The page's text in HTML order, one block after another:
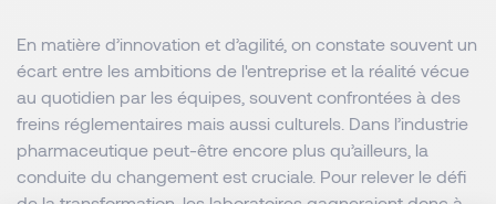
En matière d’innovation et d’agilité, on constate souvent un
écart entre les ambitions de l'entreprise et la réalité vécue
au quotidien par les équipes, souvent confrontées à des
freins réglementaires mais aussi culturels. Dans l’industrie
pharmaceutique peut-être encore plus qu’ailleurs, la
conduite du changement est cruciale. Pour relever le défi